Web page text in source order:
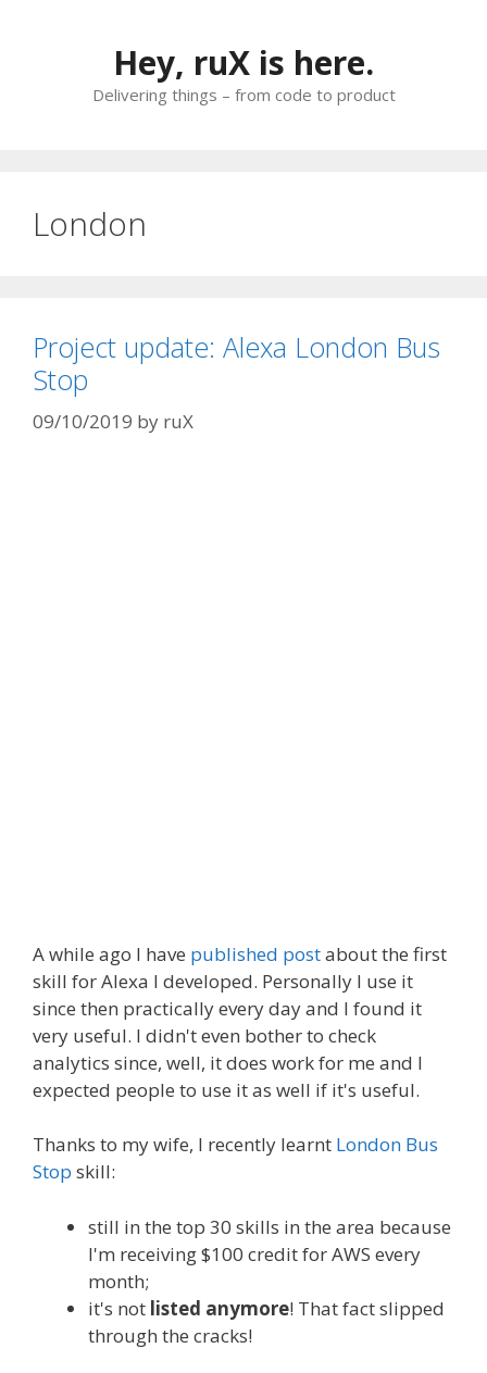
Hey, ruX is here.
Delivering things – from code to product
London
Project update: Alexa London Bus
Stop
09/10/2019 by ruX
A while ago I have published postabout the first
skill for Alexa I developed. Personally I use it
since then practically every day and I found it
very useful. I didn't even bother to check
analytics since, well, it does work for me and I
expected people to use it as well if it's useful.
Thanks to my wife, I recently learnt London Bus
Stop skill:
still in the top 30 skills in the area because
I'm receiving $100 credit for AWS every
month;
it's not listed anymore! That fact slipped
through the cracks!